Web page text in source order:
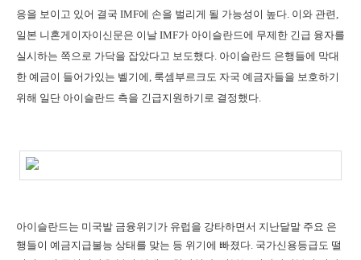
응을 보이고 있어 결국 IMF에 손을 벌리게 될 가능성이 높다. 이와 관련,
일본 니혼게이자이신문은 이날 IMF가 아이슬란드에 무제한 긴급 융자를
실시하는 쪽으로 가닥을 잡았다고 보도했다. 아이슬란드 은행들에 막대
한 예금이 들어가있는 벨기에, 룩셈부르크도 자국 예금자들을 보호하기
위해 일단 아이슬란드 측을 긴급지원하기로 결정했다.
아이슬란드는 미국발 금융위기가 유럽을 강타하면서 지난달말 주요 은
행들이 예금지급불능 상태를 맞는 등 위기에 빠졌다. 국가신용등급도 떨